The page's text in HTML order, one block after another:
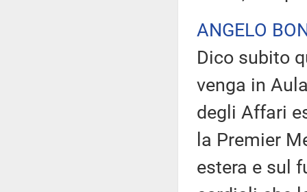
ANGELO
Dico subito
venga in
degli Affari
la Premier
estera e sul